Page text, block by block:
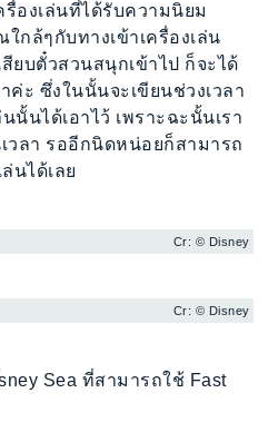
รื่องเล่นที่ได้รับความนิยม
กล้ๆกับทางเข้าเครื่องเล่น
สียบตั๋วสวนสนุกเข้าไป ก็จะได้
ค่ะ ซึ่งในนั้นจะเขียนช่วงเวลา
นั้นได้เอาไว้ เพราะฉะนั้นเรา
วลา รออีกนิดหน่อยก็สามารถ
นได้เลย
Cr: © Disney
Cr: © Disney
Sea ที่สามารถใช้ Fast